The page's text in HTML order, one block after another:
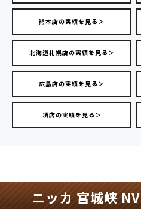
熊本店の実績を見る＞
北海道札幌店の実績を見る＞
広島店の実績を見る＞
堺店の実績を見る＞
ニッカ 宮城峡